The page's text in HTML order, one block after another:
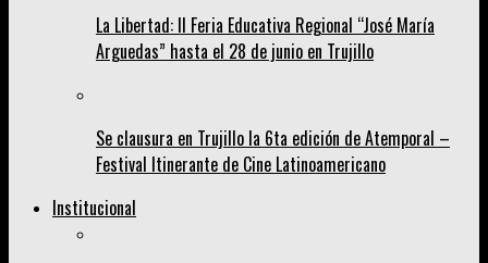
La Libertad: II Feria Educativa Regional “José María
Arguedas” hasta el 28 de junio en Trujillo
Se clausura en Trujillo la 6ta edición de Atemporal –
Festival Itinerante de Cine Latinoamericano
Institucional